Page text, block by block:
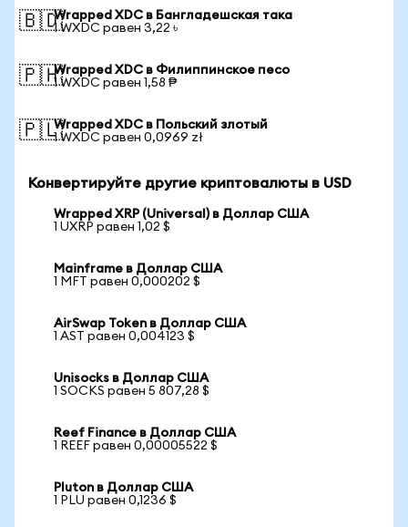
🇧🇩Wrapped XDC в Бангладешская така
1 WXDC равен 3,22 ৳
🇵🇭Wrapped XDC в Филиппинское песо
1 WXDC равен 1,58 ₱
🇵🇱Wrapped XDC в Польский злотый
1 WXDC равен 0,0969 zł
Конвертируйте другие криптовалюты в USD
Wrapped XRP (Universal) в Доллар США
1 UXRP равен 1,02 $
Mainframe в Доллар США
1 MFT равен 0,000202 $
AirSwap Token в Доллар США
1 AST равен 0,004123 $
Unisocks в Доллар США
1 SOCKS равен 5 807,28 $
Reef Finance в Доллар США
1 REEF равен 0,00005522 $
Pluton в Доллар США
1 PLU равен 0,1236 $